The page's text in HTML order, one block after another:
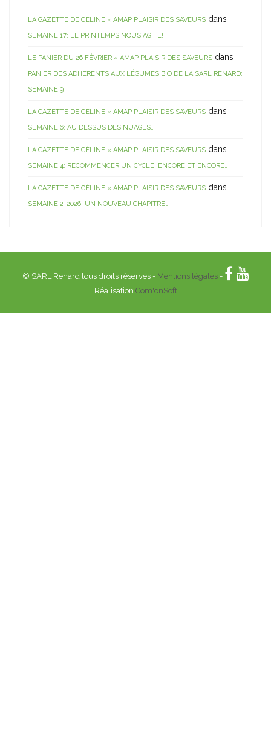
LA GAZETTE DE CÉLINE « AMAP PLAISIR DES SAVEURS dans
SEMAINE 17: LE PRINTEMPS NOUS AGITE!
LE PANIER DU 26 FÉVRIER « AMAP PLAISIR DES SAVEURS dans
PANIER DES ADHÉRENTS AUX LÉGUMES BIO DE LA SARL RENARD:
SEMAINE 9
LA GAZETTE DE CÉLINE « AMAP PLAISIR DES SAVEURS dans
SEMAINE 6: AU DESSUS DES NUAGES…
LA GAZETTE DE CÉLINE « AMAP PLAISIR DES SAVEURS dans
SEMAINE 4: RECOMMENCER UN CYCLE, ENCORE ET ENCORE…
LA GAZETTE DE CÉLINE « AMAP PLAISIR DES SAVEURS dans
SEMAINE 2-2026: UN NOUVEAU CHAPITRE…
© SARL Renard tous droits réservés - Mentions légales-
Réalisation Com'onSoft